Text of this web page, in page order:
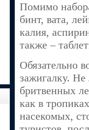
Помимо
бинт, вата,
калия,
также –
Обязательно
зажигалку.
бритвенных
как в
насекомых,